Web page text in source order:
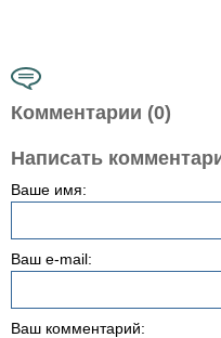
Комментарии (0)
Написать
Ваше имя:
Ваш e-mail:
Ваш комментарий: